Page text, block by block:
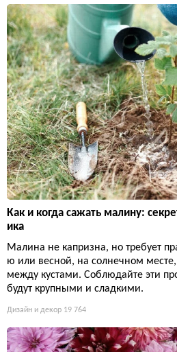
Как и когда сажать малину:
ика
Малина не капризна, но требует
ю или весной, на солнечном
между кустами. Соблюдайте эти
будут крупными и сладкими.
Дизайн и декор 19 764